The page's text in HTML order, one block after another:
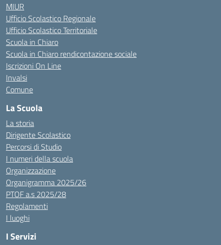
MIUR
Ufficio Scolastico Regionale
Ufficio Scolastico Territoriale
Scuola in Chiaro
Scuola in Chiaro rendicontazione sociale
Iscrizioni On Line
Invalsi
Comune
La Scuola
La storia
Dirigente Scolastico
Percorsi di Studio
I numeri della scuola
Organizzazione
Organigramma 2025/26
PTOF a.s 2025/28
Regolamenti
I luoghi
I Servizi